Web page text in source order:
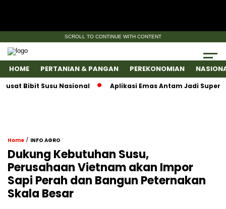
SCROLL TO CONTINUE WITH CONTENT
HOME PERTANIAN & PANGAN PEREKONOMIAN
Bibit Susu Nasional Aplikasi Emas Antam Jadi
Home / INFO AGRO
Dukung Kebutuhan Susu,
Perusahaan Vietnam akan Impor
Sapi Perah dan Bangun Peternakan
Skala Besar